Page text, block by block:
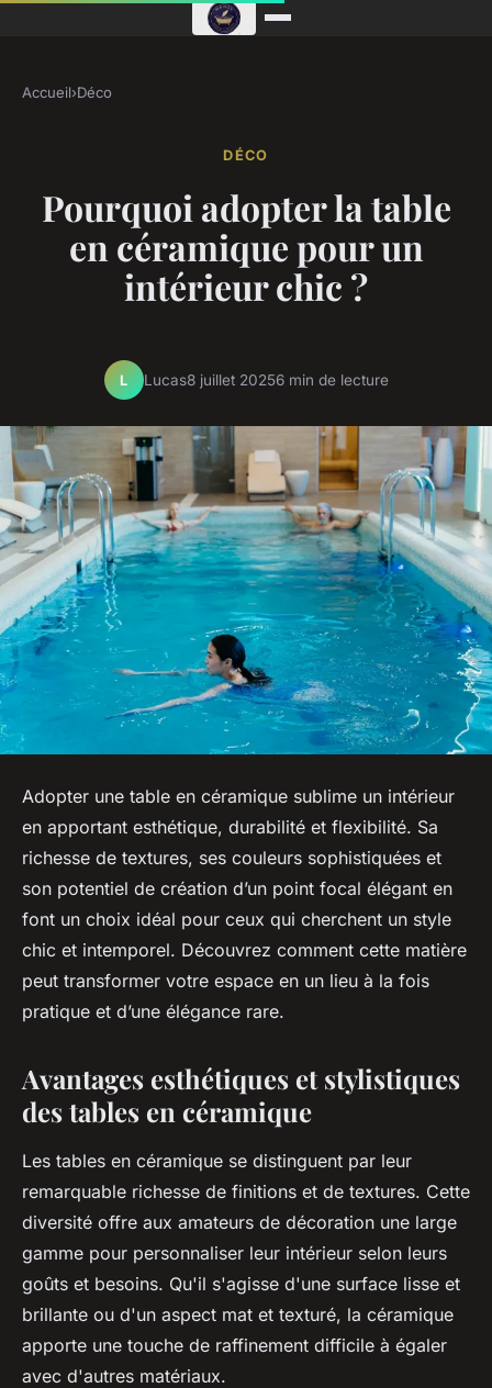
Accueil›Déco
DÉCO
Pourquoi adopter la table
en céramique pour un
intérieur chic ?
L Lucas8 juillet 20256 min de lecture
Adopter une table en céramique sublime un intérieur
en apportant esthétique, durabilité et flexibilité. Sa
richesse de textures, ses couleurs sophistiquées et
son potentiel de création d’un point focal élégant en
font un choix idéal pour ceux qui cherchent un style
chic et intemporel. Découvrez comment cette matière
peut transformer votre espace en un lieu à la fois
pratique et d’une élégance rare.
Avantages esthétiques et stylistiques
des tables en céramique
Les tables en céramique se distinguent par leur
remarquable richesse de finitions et de textures. Cette
diversité offre aux amateurs de décoration une large
gamme pour personnaliser leur intérieur selon leurs
goûts et besoins. Qu'il s'agisse d'une surface lisse et
brillante ou d'un aspect mat et texturé, la céramique
apporte une touche de raffinement difficile à égaler
avec d'autres matériaux.